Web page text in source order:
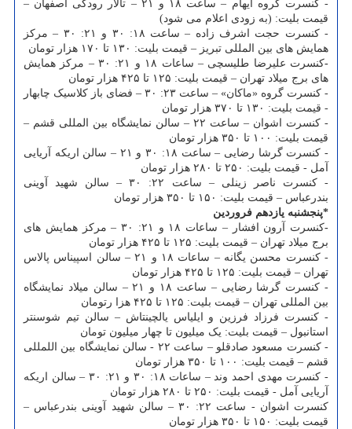
- کنسرت گروه ایهام – ساعت ۱۸ و ۲۱ – تالار رودکی اصفهان –
قیمت بلیت: (به زودی اعلام می شود)
- کنسرت حجت اشرف زاده – ساعت ۱۸: ۳۰ و ۲۱: ۳۰ – مرکز
همایش های بین المللی تبریز – قیمت بلیت: ۱۳۰ تا ۱۷۰ هزار تومان
-
کنسرت علیرضا طلیسچی – ساعات ۱۸ و ۲۱: ۳۰ – مرکز همایش
های برج میلاد تهران – قیمت بلیت: ۱۲۵ تا ۴۲۵ هزار تومان
- کنسرت گروه «ماکان» – ساعت ۲۳: ۳۰ – فضای باز کلاسیک چابهار
- قیمت بلیت: ۱۳۰ تا ۳۷۰ هزار تومان
- کنسرت اشوان – ساعت ۲۲ – سالن نمایشگاه بین المللی قشم –
قیمت بلیت: ۱۰۰ تا ۳۵۰ هزار تومان
- کنسرت گرشا رضایی – ساعت ۱۸: ۳۰ و ۲۱ – سالن اریکه آریایی
آمل - قیمت بلیت: ۲۵۰ تا ۲۸۰ هزار تومان
- کنسرت ناصر زینلی – ساعت ۲۲: ۳۰ – سالن شهید آوینی
بندرعباس – قیمت بلیت: ۱۵۰ تا ۳۵۰ هزار تومان
*پنجشنبه یازدهم فروردین
-
کنسرت آرون افشار – ساعات ۱۸ و ۲۱: ۳۰ – مرکز همایش های
برج میلاد تهران – قیمت بلیت: ۱۲۵ تا ۴۲۵ هزار تومان
- کنسرت محسن یگانه – ساعات ۱۸ و ۲۱ – سالن اسپیناس پالاس
تهران – قیمت بلیت: ۱۲۵ تا ۴۲۵ هزار تومان
- کنسرت گرشا رضایی – ساعت ۱۸ و ۲۱ – سالن میلاد نمایشگاه
بین المللی تهران – قیمت بلیت: ۱۲۵ تا ۴۲۵ هزا رتومان
- کنسرت فرزاد فرزین و ایلیاس یالچینتاش – سالن تیم شوسنتر
استانبول – قیمت بلیت: یک میلیون تا چهار میلیون تومان
- کنسرت مسعود صادقلو – ساعت ۲۲ - سالن نمایشگاه بین اللمللی
قشم – قیمت بلیت: ۱۰۰ تا ۳۵۰ هزار تومان
- کنسرت مهدی احمد وند – ساعات ۱۸: ۳۰ و ۲۱: ۳۰ – سالن اریکه
آریایی آمل - قیمت بلیت: ۲۵۰ تا ۲۸۰ هزار تومان
کنسرت اشوان - ساعت ۲۲: ۳۰ – سالن شهید آوینی بندرعباس –
قیمت بلیت: ۱۵۰ تا ۳۵۰ هزار تومان